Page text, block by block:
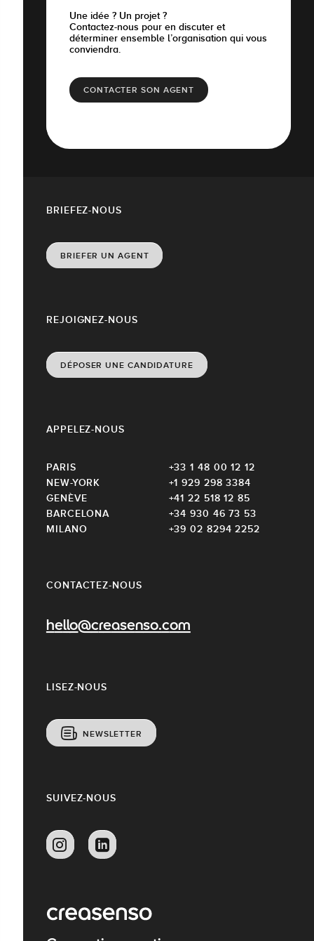
Une idée ? Un projet ?
Contactez-nous pour en discuter et
déterminer ensemble l’organisation qui vous
conviendra.
CONTACTER SON AGENT
CONTACTEZ-NOUS
hello@creasenso.com
REJOIGNEZ-NOUS
DÉPOSER UNE CANDIDATURE
LISEZ-NOUS
NEWSLETTER
APPELEZ-NOUS
PARIS
+33 1 48 00 12 12
NEW-YORK
+1 929 298 3384
GENÈVE
+41 22 518 12 85
BARCELONA
+34 930 46 73 53
MILANO
+39 02 8294 2252
BRIEFEZ-NOUS
BRIEFER UN AGENT
SUIVEZ-NOUS